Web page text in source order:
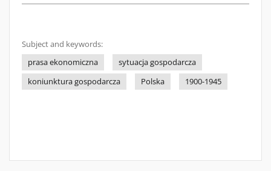
Subject and keywords:
prasa ekonomiczna
sytuacja gospodarcza
koniunktura gospodarcza
Polska 1900-1945